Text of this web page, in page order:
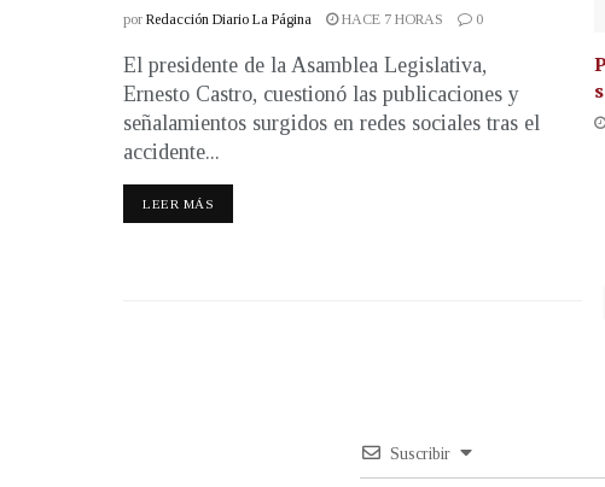
por Redacción Diario La Página HACE 7 HORAS 0
El presidente de la Asamblea Legislativa,
Ernesto Castro, cuestionó las publicaciones y
señalamientos surgidos en redes sociales tras el
accidente...
LEER MÁS
Suscribir